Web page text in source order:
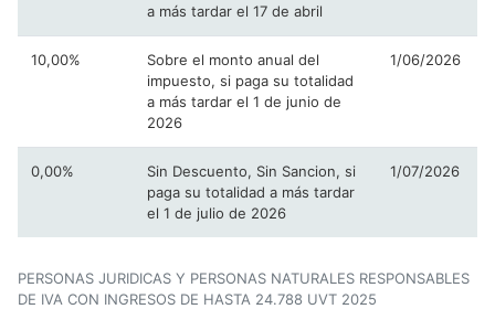
a más tardar el 17 de abril
10,00%
Sobre el monto anual del
impuesto, si paga su totalidad
a más tardar el 1 de junio de
2026
1/06/2026
0,00%
Sin Descuento, Sin Sancion, si
paga su totalidad a más tardar
el 1 de julio de 2026
1/07/2026
PERSONAS JURIDICAS Y PERSONAS NATURALES RESPONSABLES
DE IVA CON INGRESOS DE HASTA 24.788 UVT 2025